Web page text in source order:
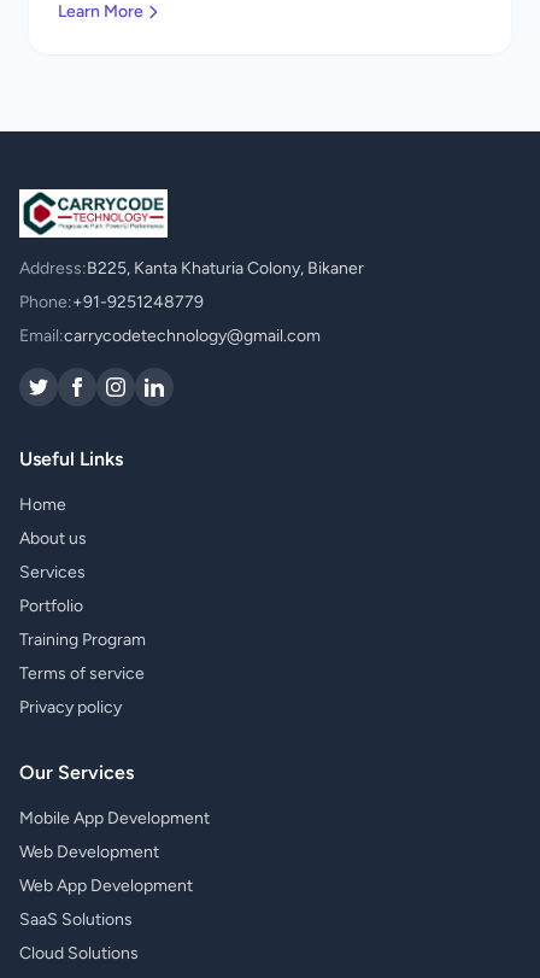
Learn More
Address:B225, Kanta Khaturia Colony, Bikaner
Phone:+91-9251248779
Email:carrycodetechnology@gmail.com
Useful Links
Home
About us
Services
Portfolio
Training Program
Terms of service
Privacy policy
Our Services
Mobile App Development
Web Development
Web App Development
SaaS Solutions
Cloud Solutions